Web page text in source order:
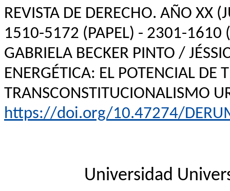
REVISTA DE DERECHO. AÑO XX
1510-5172 (PAPEL) - 2301-1610
GABRIELA BECKER PINTO /
ENERGÉTICA: EL POTENCIAL DE
TRANSCONSTITUCIONALISMO
https://doi.org/10.47274/
Universidad